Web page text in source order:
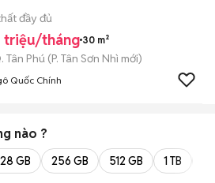
đầy đủ
triệu/tháng 30 m²
Tân Phú (P. Tân Sơn Nhì mới)
Quốc Chính
nào ?
GB 256 GB 512 GB 1 TB